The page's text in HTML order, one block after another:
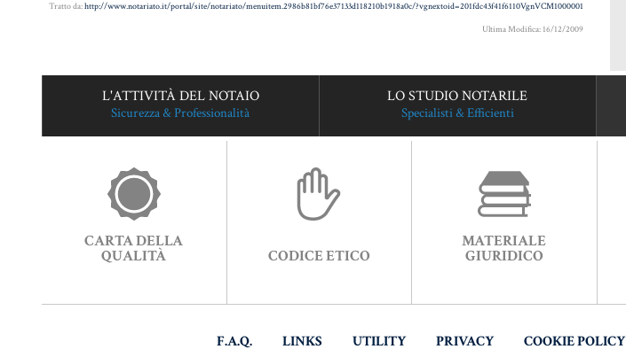
Tratto da:http://www.notariato.it/portal/site/notariato/menuitem.2986b81bf76e37133d118210b1918a0c/?vgnextoid=201fdc43f41f6110VgnVCM1000001
Ultima Modifica: 16/12/2009
L'ATTIVITÀ DEL NOTAIO
Sicurezza & Professionalità
LO STUDIO NOTARILE
Specialisti & Efficienti
CARTA DELLA
QUALITÀ CODICE ETICO
MATERIALE
GIURIDICO
F.A.Q. LINKS UTILITY PRIVACY COOKIE POLICY